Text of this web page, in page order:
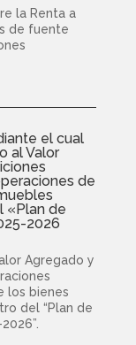
la Renta a
de fuente
el cual
al Valor
de
«Plan de
2026
Agregado y
los bienes
del “Plan de